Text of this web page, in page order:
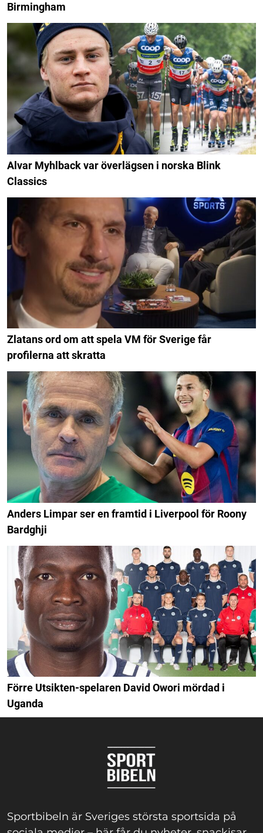
Birmingham
Alvar Myhlback var överlägsen i norska Blink
Classics
Zlatans ord om att spela VM för Sverige får
profilerna att skratta
Anders Limpar ser en framtid i Liverpool för Roony
Bardghji
Förre Utsikten-spelaren David Owori mördad i
Uganda
Sportbibeln är Sveriges största sportsida på